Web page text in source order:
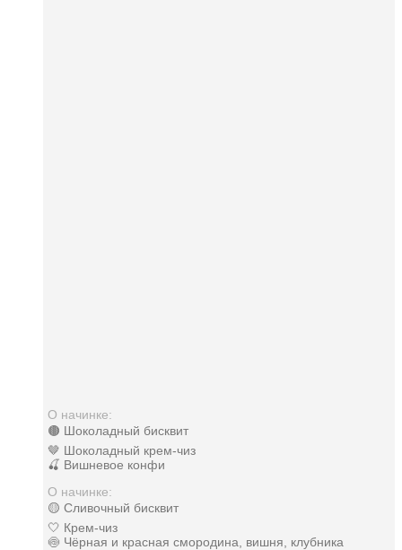
О начинке:
🟤 Шоколадный бисквит
🤎 Шоколадный крем-чиз
🍒 Вишневое конфи
О начинке:
🟡 Сливочный бисквит
🤍 Крем-чиз
🍥 Чёрная и красная смородина, вишня, клубника